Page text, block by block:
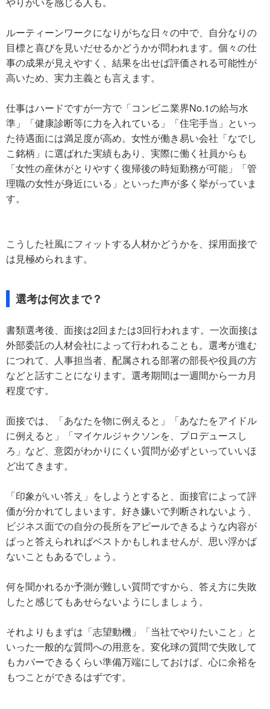
ルーティーンワークになりがちな日々の中で、自分なりの
目標と喜びを見いだせるかどうかが問われます。個々の仕
事の成果が見えやすく、結果を出せば評価される可能性が
高いため、実力主義とも言えます。
仕事はハードですが一方で「コンビニ業界No.1の給与水
準」「健康診断等に力を入れている」「住宅手当」といっ
た待遇面には満足度が高め。女性が働き易い会社「なでし
こ銘柄」に選ばれた実績もあり、実際に働く社員からも
「女性の産休がとりやすく復帰後の時短勤務が可能」「管
理職の女性が身近にいる」といった声が多く挙がっていま
す。
こうした社風にフィットする人材かどうかを、採用面接で
は見極められます。
選考は何次まで？
書類選考後、面接は2回または3回行われます。一次面接は
外部委託の人材会社によって行われることも。選考が進む
につれて、人事担当者、配属される部署の部長や役員の方
などと話すことになります。選考期間は一週間から一カ月
程度です。
面接では、「あなたを物に例えると」「あなたをアイドル
に例えると」「マイケルジャクソンを、プロデュースし
ろ」など、意図がわかりにくい質問が必ずといっていいほ
ど出てきます。
「印象がいい答え」をしようとすると、面接官によって評
価が分かれてしまいます。好き嫌いで判断されないよう、
ビジネス面での自分の長所をアピールできるような内容が
ぱっと答えられればベストかもしれませんが、思い浮かば
ないこともあるでしょう。
何を聞かれるか予測が難しい質問ですから、答え方に失敗
したと感じてもあせらないようにしましょう。
それよりもまずは「志望動機」「当社でやりたいこと」と
いった一般的な質問への用意を。変化球の質問で失敗して
もカバーできるくらい準備万端にしておけば、心に余裕を
もつことができるはずです。